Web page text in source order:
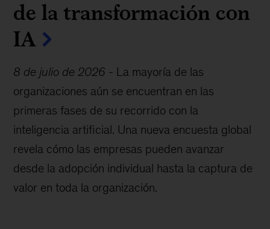
de la transformación con
IA
8 de julio de 2026 - La mayoría de las
organizaciones aún se encuentran en las
primeras fases de su recorrido con la
inteligencia artificial. Una nueva encuesta global
revela cómo las empresas pueden avanzar
desde la adopción individual hasta la captura de
valor en toda la organización.